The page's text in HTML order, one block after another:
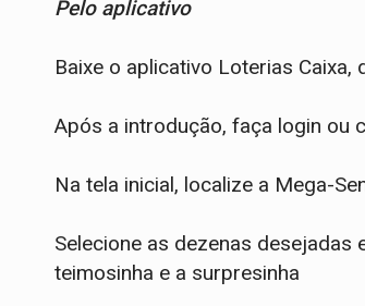
Pelo aplicativo
Baixe o aplicativo Loterias
Após a introdução, faça login ou
Na tela inicial, localize a Mega-
Selecione as dezenas
teimosinha e a surpresinha